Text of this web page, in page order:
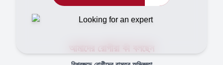
আমাদের রোগীরা কী বলছেন